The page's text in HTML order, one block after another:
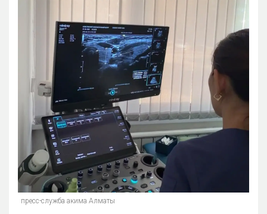
пресс-служба акима Алматы